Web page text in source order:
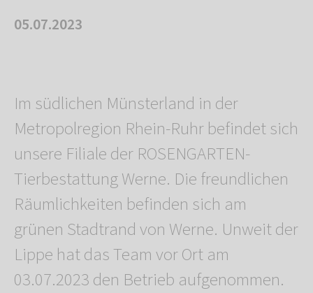
05.07.2023
Im südlichen Münsterland in der
Metropolregion Rhein-Ruhr befindet sich
unsere Filiale der ROSENGARTEN-
Tierbestattung Werne. Die freundlichen
Räumlichkeiten befinden sich am
grünen Stadtrand von Werne. Unweit der
Lippe hat das Team vor Ort am
03.07.2023 den Betrieb aufgenommen.